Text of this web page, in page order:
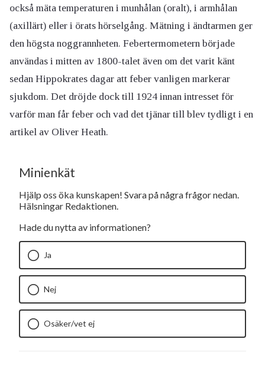
också mäta temperaturen i munhålan (oralt), i armhålan
(axillärt) eller i örats hörselgång. Mätning i ändtarmen ger
den högsta noggrannheten. Febertermometern började
användas i mitten av 1800-talet även om det varit känt
sedan Hippokrates dagar att feber vanligen markerar
sjukdom. Det dröjde dock till 1924 innan intresset för
varför man får feber och vad det tjänar till blev tydligt i en
artikel av Oliver Heath.